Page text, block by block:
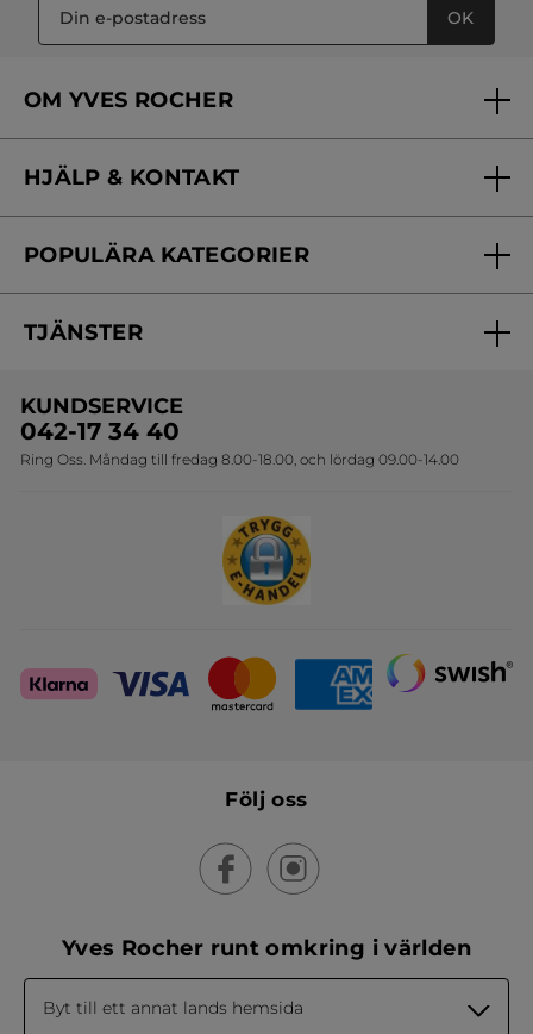
OK
OM YVES ROCHER
Vårt engagemang
Skönhetstips
HJÄLP & KONTAKT
Kontakta oss
Online prislista
POPULÄRA KATEGORIER
Erbjudanden
Travelsize
Sets
TJÄNSTER
Onlineprislista för postorder
KUNDSERVICE
042-17 34 40
Ring Oss. Måndag till fredag 8.00-18.00, och lördag 09.00-14.00
Följ oss
Yves Rocher runt omkring i världen
Byt till ett annat lands hemsida